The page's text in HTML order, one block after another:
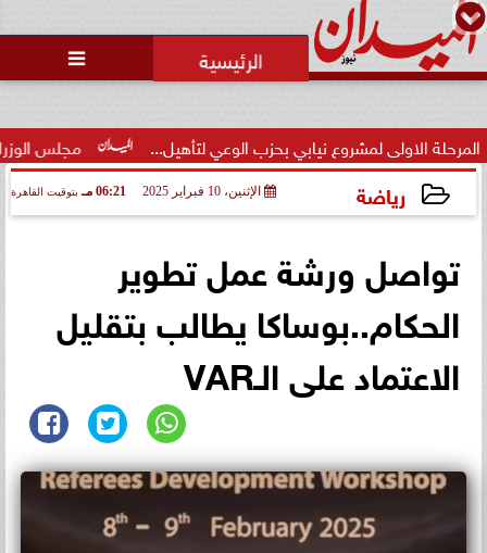

مجلس الوزراء يوافق لمشروع نيابي بحزب الوعي لتأهيل...
رياضة الإثنين، 10 فبراير 2025 06:21 مـ بتوقيت القاهرة
تواصل ورشة عمل تطوير
الحكام..بوساكا يطالب بتقليل
الاعتماد على الـVAR